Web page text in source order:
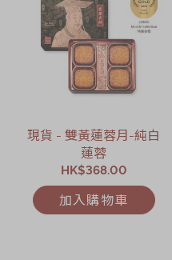
現貨 - 雙黃蓮蓉月-純白
蓮蓉
HK$368.00
加入購物車